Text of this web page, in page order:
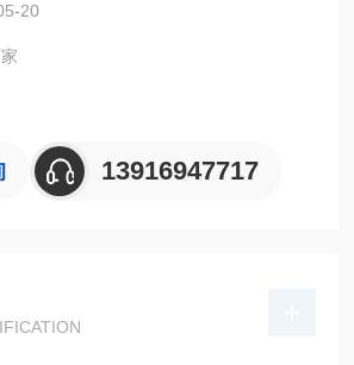
20
13916947717